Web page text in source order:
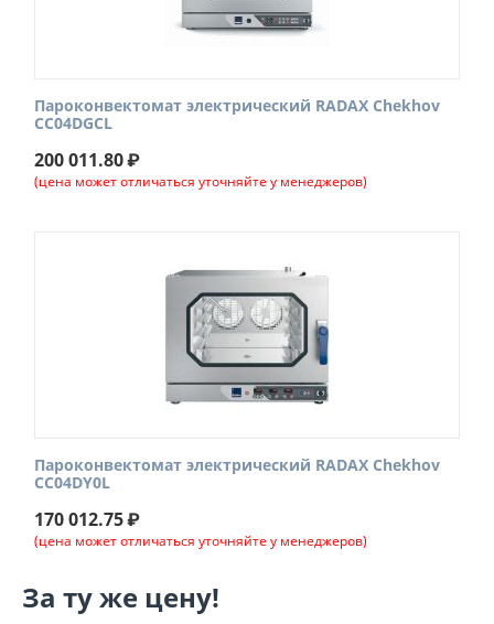
Пароконвектомат электрический RADAX Chekhov
CC04DGCL
200 011.80₽
(цена может отличаться уточняйте у менеджеров)
Пароконвектомат электрический RADAX Chekhov
CC04DY0L
170 012.75₽
(цена может отличаться уточняйте у менеджеров)
За ту же цену!